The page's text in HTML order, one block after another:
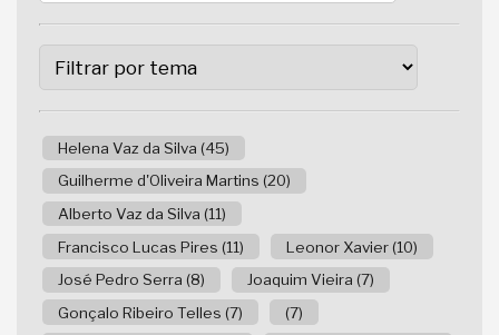
Helena Vaz da Silva (45)
Guilherme d'Oliveira Martins (20)
Alberto Vaz da Silva (11)
Francisco Lucas Pires (11)
Leonor Xavier (10)
José Pedro Serra (8)
Joaquim Vieira (7)
Gonçalo Ribeiro Telles (7)
(7)